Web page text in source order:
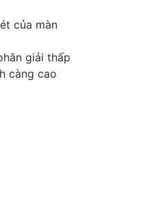
của màn
giải thấp
càng cao